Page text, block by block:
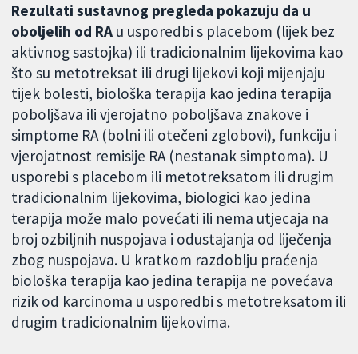
Rezultati sustavnog pregleda pokazuju da u
oboljelih od RA u usporedbi s placebom (lijek bez
aktivnog sastojka) ili tradicionalnim lijekovima kao
što su metotreksat ili drugi lijekovi koji mijenjaju
tijek bolesti, biološka terapija kao jedina terapija
poboljšava ili vjerojatno poboljšava znakove i
simptome RA (bolni ili otečeni zglobovi), funkciju i
vjerojatnost remisije RA (nestanak simptoma). U
usporebi s placebom ili metotreksatom ili drugim
tradicionalnim lijekovima, biologici kao jedina
terapija može malo povećati ili nema utjecaja na
broj ozbiljnih nuspojava i odustajanja od liječenja
zbog nuspojava. U kratkom razdoblju praćenja
biološka terapija kao jedina terapija ne povećava
rizik od karcinoma u usporedbi s metotreksatom ili
drugim tradicionalnim lijekovima.